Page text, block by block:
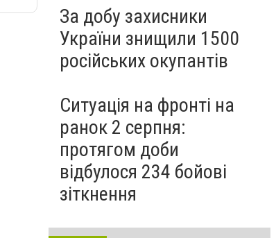
За добу захисники
України знищили 1500
російських окупантів
Ситуація на фронті на
ранок 2 серпня:
протягом доби
відбулося 234 бойові
зіткнення